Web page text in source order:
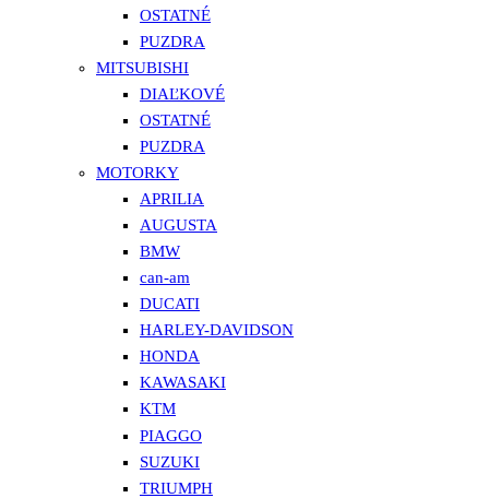
OSTATNÉ
PUZDRA
MITSUBISHI
DIAĽKOVÉ
OSTATNÉ
PUZDRA
MOTORKY
APRILIA
AUGUSTA
BMW
can-am
DUCATI
HARLEY-DAVIDSON
HONDA
KAWASAKI
KTM
PIAGGO
SUZUKI
TRIUMPH